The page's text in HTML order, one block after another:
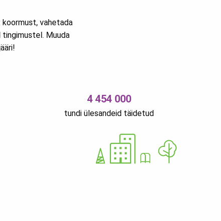
vahetada
Muuda
4 454 000
tundi ülesandeid täidetud